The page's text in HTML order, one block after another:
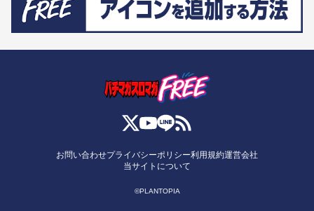
お問い合わせプライバシーポリシー利用規約運営会社
当サイトについて
©PLANTOPIA